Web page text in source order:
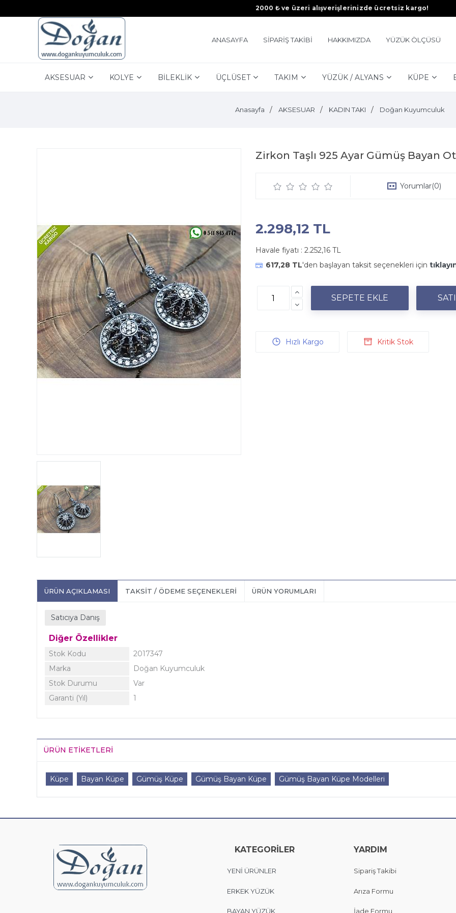
2000 ₺ ve üzeri alışverişlerinizde ücretsiz kargo!
ANASAYFA SİPARİŞ TAKİBİ HAKKIMIZDA YÜZÜK ÖLÇÜSÜ
AKSESUAR KOLYE BİLEKLİK ÜÇLÜSET TAKIM YÜZÜK / ALYANS KÜPE
Anasayfa AKSESUAR KADIN TAKI Doğan Kuyumculuk
Zirkon Taşlı 925 Ayar Gümüş Bayan
Yorumlar(0)
2.298,12 TL
Havale fiyatı : 2.252,16 TL
617,28 TL'den başlayan taksit seçenekleri için
ÜRÜN AÇIKLAMASI TAKSIT / ÖDEME SEÇENEKLERI ÜRÜN YORUMLARI
Satıcıya Danış
Diğer Özellikler
Stok Kodu
2017347
Marka
Doğan Kuyumculuk
Stok Durumu
Var
Garanti (Yıl)
1
ÜRÜN ETIKETLERI
Küpe Bayan Küpe Gümüş Küpe Gümüş Bayan Küpe Gümüş Bayan Küpe Modelleri
KATEGORİLER
YENİ ÜRÜNLER
ERKEK YÜZÜK
BAYAN YÜZÜK
YARDIM
Sipariş Takibi
Arıza Formu
İade Formu